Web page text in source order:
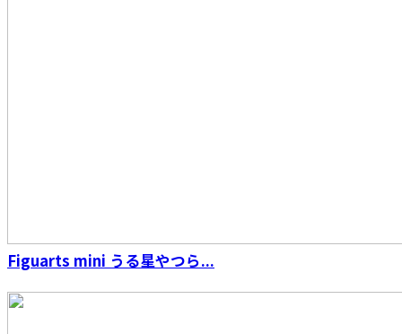
S.H.Figuarts（真骨彫製法） 海賊戦隊ゴーカイ
Figuarts mini うる星やつら...